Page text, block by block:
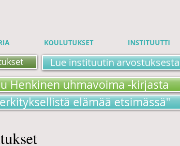
KOULUTUKSET INSTITUUTTI
Lue instituutin arvostuksesta
Henkinen uhmavoima -kirjasta
elämää etsimässä"